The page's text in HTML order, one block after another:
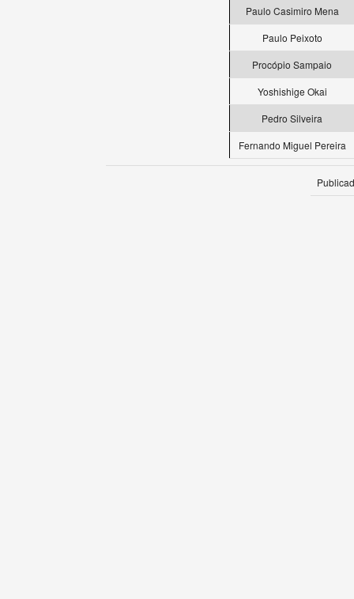
Paulo Casimiro Mena
Paulo Peixoto
Procópio Sampaio
Yoshishige Okai
Pedro Silveira
Fernando Miguel Pereira